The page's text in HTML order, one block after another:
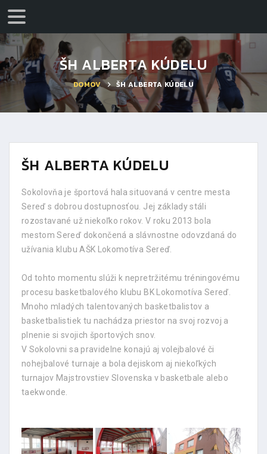
ŠH ALBERTA KÚDELU
DOMOV ŠH ALBERTA KÚDELU
ŠH ALBERTA KÚDELU
Sokolovňa je športová hala situovaná v centre mesta
Sereď s dobrou dostupnosťou. Jej základy stáli
rozostavané už niekoľko rokov. V roku 2013 bola
mestom Sereď dokončená a slávnostne odovzdaná do
užívania klubu AŠK Lokomotíva Sereď.
Od tohto momentu slúži k nepretržitému tréningovému
procesu basketbalového klubu BK Lokomotíva Sereď.
Mnoho mladých talentovaných basketbalistov a
basketbalistiek tu nachádza priestor na svoj rozvoj a
plnenie si svojich športových snov.
V Sokolovni sa pravidelne konajú aj volejbalové či
nohejbalové turnaje a bola dejiskom aj niekoľkých
turnajov Majstrovstiev Slovenska v basketbale alebo
taekwonde.